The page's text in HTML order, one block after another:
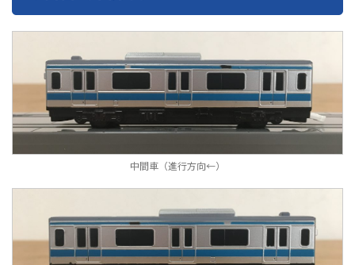
中間車（進行方向←）